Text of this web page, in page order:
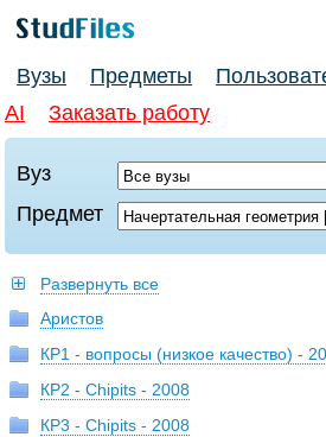
Вузы Предметы
AI
Заказать работу
Вуз
Предмет
Развернуть все
Аристов
КР1 - вопросы (низкое качество) -
КР2 - Chipits - 2008
КР3 - Chipits - 2008